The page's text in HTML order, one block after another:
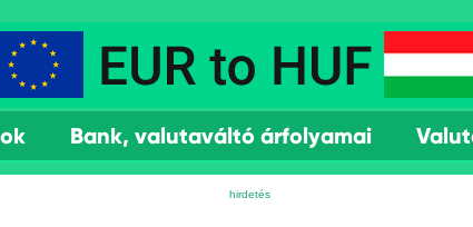
Bank, valutaváltó árfolyamai